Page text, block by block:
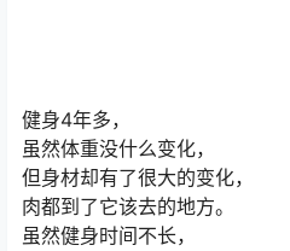
健身4年多，
虽然体重没什么变化，
但身材却有了很大的变化，
肉都到了它该去的地方。
虽然健身时间不长，